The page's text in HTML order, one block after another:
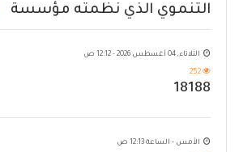
التنموي الذي نظمته مؤسسة
حضرموت
الثلاثاء, 04 أغسطس 2026 - 12:12 ص
252
18188
الأمس - الساعة 12:13 ص